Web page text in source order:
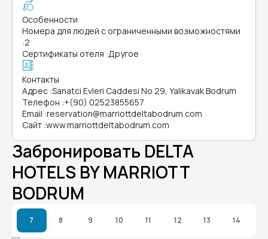
Особенности
Номера для людей с ограниченными возможностями
:2
Сертификаты отеля :Другое
Контакты
Адрес :Sanatci Evleri Caddesi No 29, Yalikavak Bodrum
Телефон :+(90) 02523855657
Email :reservation@marriottdeltabodrum.com
Сайт :www.marriottdeltabodrum.com
Забронировать DELTA
HOTELS BY MARRIOTT
BODRUM
7 8 9 10 11 12 13 14